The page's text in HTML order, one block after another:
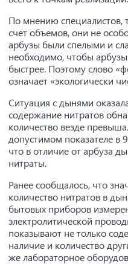
По мнению специалистов,
счет объемов, они не
арбузы были спелыми и
необходимо, чтобы
быстрее. Поэтому слово
означает «экологически
Ситуация с дынями
содержание нитратов
количество везде
допустимом показателе в
что в отличие от арбуза
нитраты.
Ранее сообщалось, что
количество нитратов в
бытовых приборов
электролитической
показывают не только
наличие и количество
же лабораторное